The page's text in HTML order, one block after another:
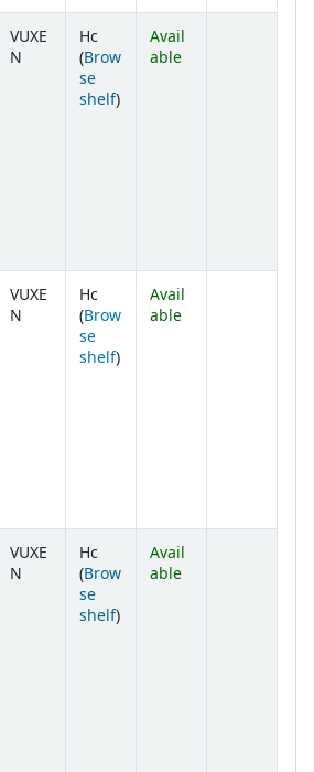
VUXE
N
Hc
(Brow
se
shelf(Opens below)
)
Avail
able
VUXE
N
Hc
(Brow
se
shelf(Opens below)
)
Avail
able
VUXE
N
Hc
(Brow
se
shelf(Opens below)
)
Avail
able